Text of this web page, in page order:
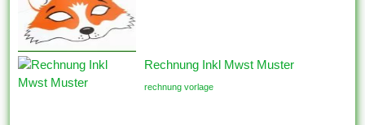
Rechnung Inkl Mwst Muster
rechnung vorlage